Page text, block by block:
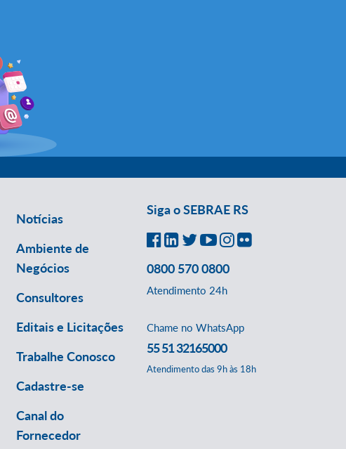
Notícias
Ambiente de
Negócios
Consultores
Editais e Licitações
Trabalhe Conosco
Cadastre-se
Canal do
Fornecedor
Siga o SEBRAE RS
0800 570 0800
Atendimento 24h
Chame no WhatsApp
55 51 32165000
Atendimento das 9h às 18h